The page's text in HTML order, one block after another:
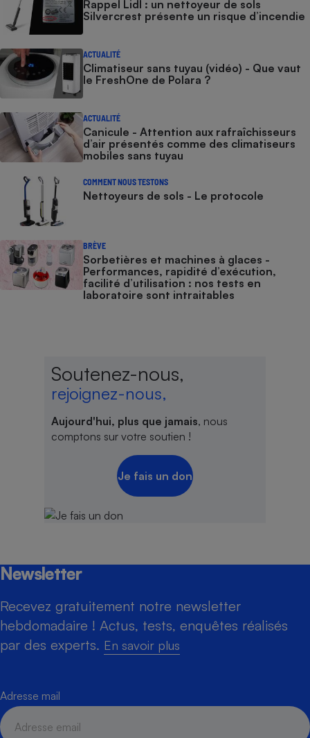
Rappel Lidl : un nettoyeur de sols
Silvercrest présente un risque d’incendie
ACTUALITÉ
Climatiseur sans tuyau (vidéo) - Que vaut
le FreshOne de Polara ?
ACTUALITÉ
Canicule - Attention aux rafraîchisseurs
d’air présentés comme des climatiseurs
mobiles sans tuyau
COMMENT NOUS TESTONS
Nettoyeurs de sols - Le protocole
BRÈVE
Sorbetières et machines à glaces​​​​​​ -
Performances, rapidité d’exécution,
facilité d’utilisation : nos tests en
laboratoire sont intraitables
Soutenez-nous,
rejoignez-nous,
Aujourd'hui, plus que jamais, nous
comptons sur votre soutien !
Je fais un don
Newsletter
Recevez gratuitement notre newsletter
hebdomadaire ! Actus, tests, enquêtes réalisés
par des experts. En savoir plus
Adresse mail